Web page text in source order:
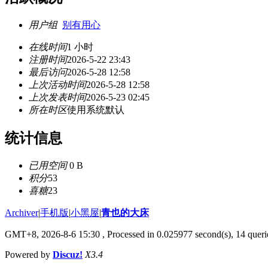
用户组 别有用心
在线时间1 小时
注册时间2026-5-22 23:43
最后访问2026-5-28 12:58
上次活动时间2026-5-28 12:58
上次发表时间2026-5-23 02:45
所在时区使用系统默认
统计信息
已用空间0 B
积分53
喜糖23
Archiver|手机版|小黑屋|青也的大床
GMT+8, 2026-8-6 15:30 , Processed in 0.025977 second(s), 14
Powered by Discuz! X3.4